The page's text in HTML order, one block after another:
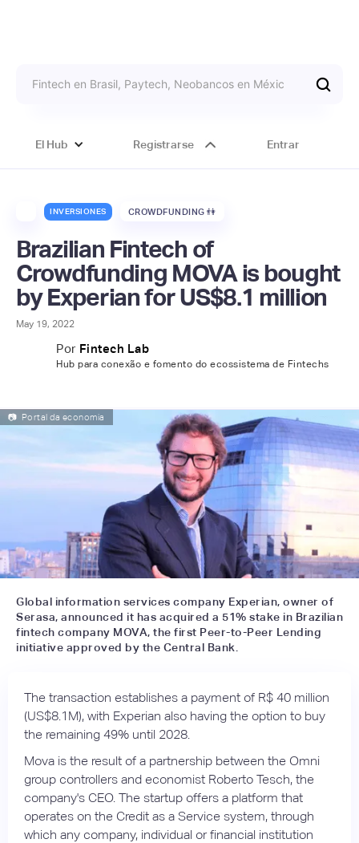
El Hub Registrarse Entrar
INVERSIONES CROWDFUNDING 👫
Brazilian Fintech of
Crowdfunding MOVA is bought
by Experian for US$8.1 million
May 19, 2022
Por Fintech Lab
Hub para conexão e fomento do ecossistema de Fintechs
📷 Portal da economia
Global information services company Experian, owner of
Serasa, announced it has acquired a 51% stake in Brazilian
fintech company MOVA, the first Peer-to-Peer Lending
initiative approved by the Central Bank.
The transaction establishes a payment of R$ 40 million
(US$8.1M), with Experian also having the option to buy
the remaining 49% until 2028.
Mova is the result of a partnership between the Omni
group controllers and economist Roberto Tesch, the
company's CEO. The startup offers a platform that
operates on the Credit as a Service system, through
which any company, individual or financial institution